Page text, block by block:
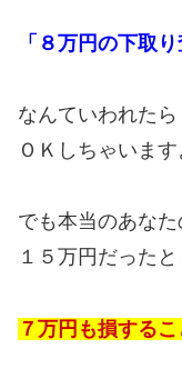
「８万円の下取
なんていわれたら
ＯＫしちゃいます
でも本当のあな
１５万円だった
７万円も損するこ